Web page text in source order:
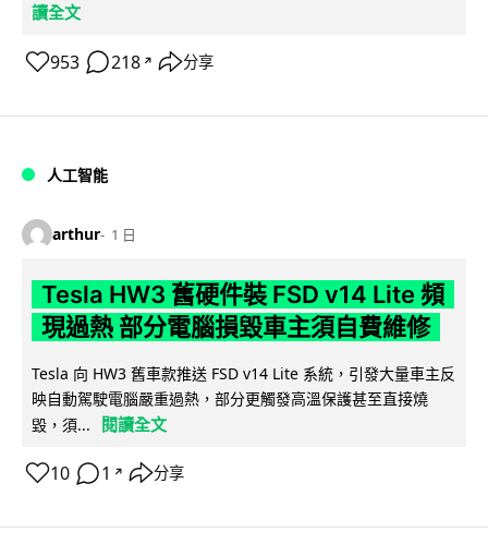
讀全文
953 218 ↗ 分享
人工智能
arthur 1 日
Tesla HW3 舊硬件裝 FSD v14 Lite 頻
現過熱 部分電腦損毀車主須自費維修
Tesla 向 HW3 舊車款推送 FSD v14 Lite 系統，引發大量車主反
映自動駕駛電腦嚴重過熱，部分更觸發高溫保護甚至直接燒
毀，須...
閱讀全文
10 1 ↗ 分享